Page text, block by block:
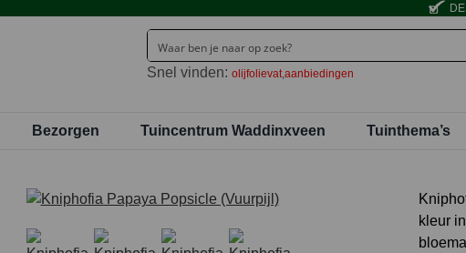
Snel vinden: olijfolievat aanbiedingen
Bezorgen Tuincentrum Waddinxveen Tuinthema’s
kleur